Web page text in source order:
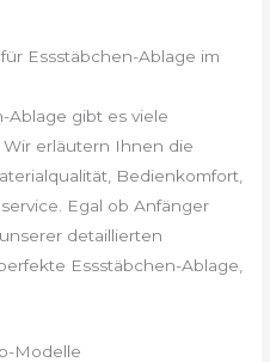
Essstäbchen-Ablage im
Ablage gibt es viele
erläutern Ihnen die
Bedienkomfort,
Egal ob Anfänger
detaillierten
Essstäbchen-Ablage,
Modelle